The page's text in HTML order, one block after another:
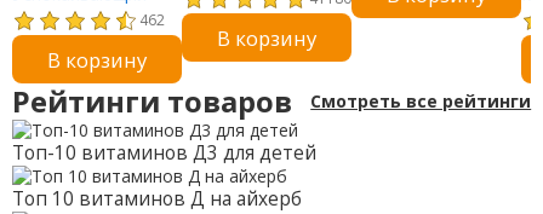
сироп для детей из
органической
лимонной мяты, без
алкоголя, 1 жидкая
унция (30 мл)
462
В корзину
апельсина, 30 мл (1
жидк. унция)
В корзину
Рейтинги товаров Смотреть все рейтинги
Топ-10 витаминов Д3 для детей
Топ 10 витаминов Д на айхерб